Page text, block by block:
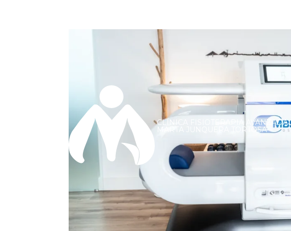
CLÍNICA FISIOTERAPIA AVANZADA
MARTA JUNQUERA TORTOSA